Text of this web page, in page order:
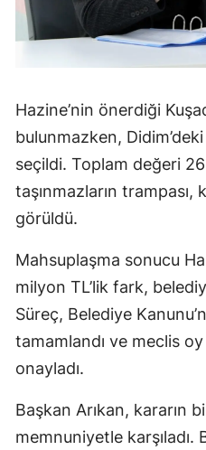
Hazine’nin önerdiği
bulunmazken,
seçildi. Toplam değeri
taşınmazların trampası,
görüldü.
Mahsuplaşma sonucu
milyon TL’lik fark,
Süreç, Belediye
tamamlandı ve meclis
onayladı.
Başkan Arıkan, kararın
memnuniyetle karşıladı.